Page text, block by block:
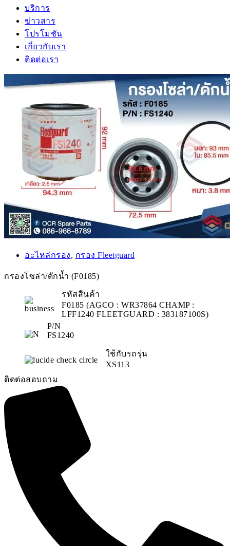
บริการ
ข่าวสาร
โปรโมชัน
เกี่ยวกับเรา
ติดต่อเรา
อะไหล่กรอง, กรอง Fleetguard
กรองโซล่า/ดักน้ำ (F0185)
รหัสสินค้า
F0185 (AGCO : WR37864 CHAMP :
LFF1240 FLEETGUARD : 383187100S)
P/N
FS1240
ใช้กับรถรุ่น
XS113
ติดต่อสอบถาม